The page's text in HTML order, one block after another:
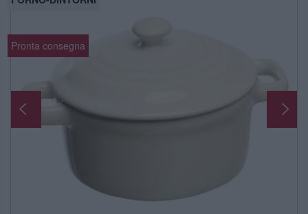
Pronta consegna